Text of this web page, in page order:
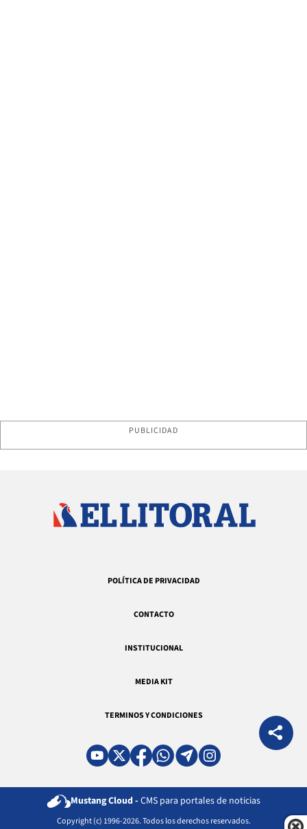
PUBLICIDAD
POLÍTICA DE PRIVACIDAD
CONTACTO
INSTITUCIONAL
MEDIA KIT
TERMINOS Y CONDICIONES
Mustang Cloud - CMS para portales de noticias
Copyright (c) 1996-2026. Todos los derechos reservados.